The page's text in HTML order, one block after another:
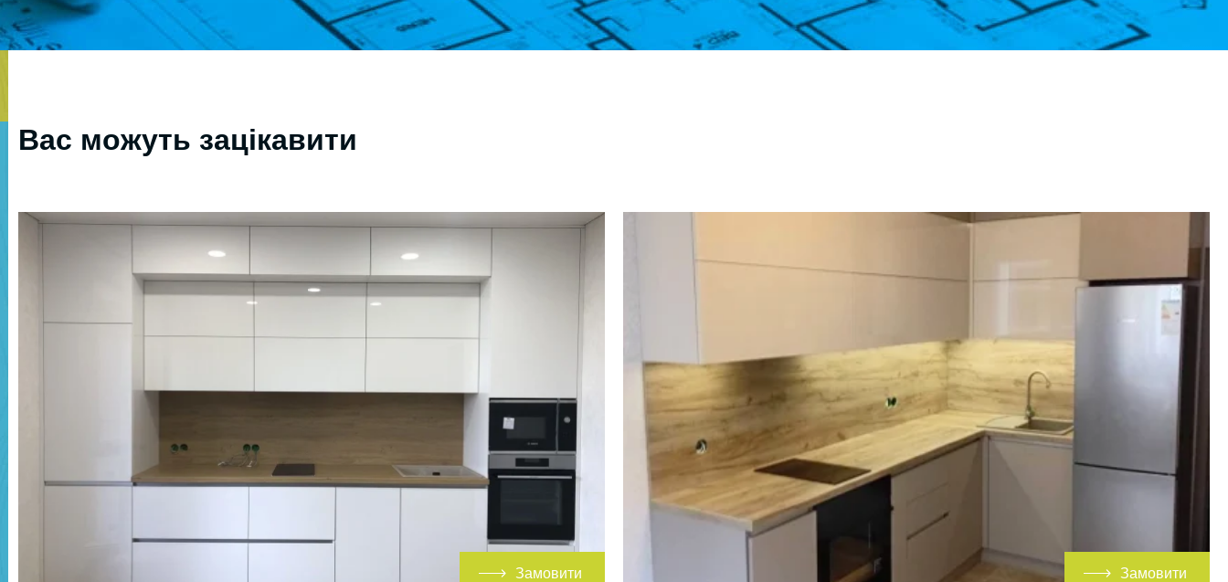
Вас можуть зацікавити
Замовити Замовити